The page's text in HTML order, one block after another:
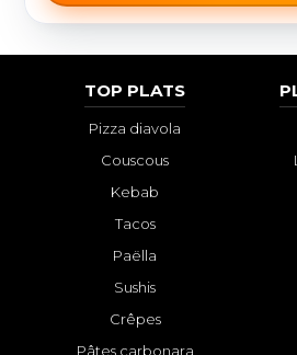
TOP PLATS
Pizza diavola
Couscous
Kebab
Tacos
Paëlla
Sushis
Crêpes
Pâtes carbonara